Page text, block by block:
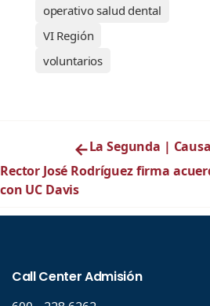
operativo salud dental
VI Región
voluntarios
←La Segunda |
Rector José Rodríguez firma
con UC Davis